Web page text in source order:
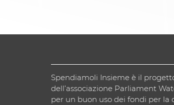
Spendiamoli Insieme è il
dell’associazione Parliament
per un buon uso dei fondi per la